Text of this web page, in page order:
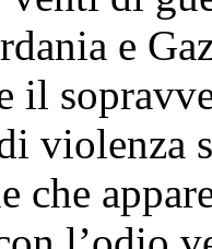
e
il
violenza
che